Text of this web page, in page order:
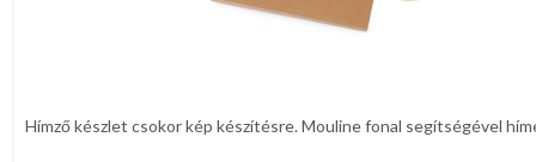
Hímző készlet csokor kép készítésre. Mouline fonal segítségével